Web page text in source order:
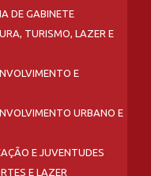
DE GABINETE
TURISMO, LAZER E
E
URBANO E
E JUVENTUDES
E LAZER